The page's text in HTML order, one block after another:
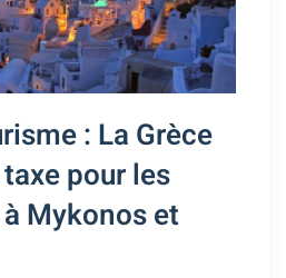
: La Grèce
pour les
Mykonos et